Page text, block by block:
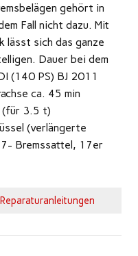
gehört in
Fall nicht dazu. Mit
lässt sich das ganze
Dauer bei dem
(140 PS) BJ 2011
ca. 45 min
(für 3.5 t)
(verlängerte
Bremssattel, 17er
Reparaturanleitungen